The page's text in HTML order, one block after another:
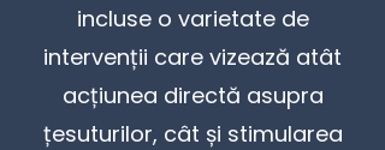
incluse o varietate de
intervenții care vizează atât
acțiunea directă asupra
țesuturilor, cât și stimularea